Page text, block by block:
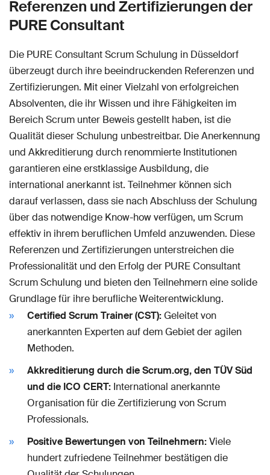
Referenzen und Zertifizierungen der
PURE Consultant
Die PURE Consultant Scrum Schulung in Düsseldorf
überzeugt durch ihre beeindruckenden Referenzen und
Zertifizierungen. Mit einer Vielzahl von erfolgreichen
Absolventen, die ihr Wissen und ihre Fähigkeiten im
Bereich Scrum unter Beweis gestellt haben, ist die
Qualität dieser Schulung unbestreitbar. Die Anerkennung
und Akkreditierung durch renommierte Institutionen
garantieren eine erstklassige Ausbildung, die
international anerkannt ist. Teilnehmer können sich
darauf verlassen, dass sie nach Abschluss der Schulung
über das notwendige Know-how verfügen, um Scrum
effektiv in ihrem beruflichen Umfeld anzuwenden. Diese
Referenzen und Zertifizierungen unterstreichen die
Professionalität und den Erfolg der PURE Consultant
Scrum Schulung und bieten den Teilnehmern eine solide
Grundlage für ihre berufliche Weiterentwicklung.
Certified Scrum Trainer (CST):Geleitet von
anerkannten Experten auf dem Gebiet der agilen
Methoden.
Akkreditierung durch die Scrum.org, den TÜV Süd
und die ICO CERT: International anerkannte
Organisation für die Zertifizierung von Scrum
Professionals.
Positive Bewertungen von Teilnehmern:Viele
hundert zufriedene Teilnehmer bestätigen die